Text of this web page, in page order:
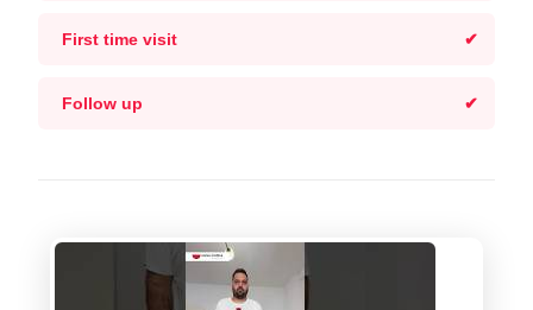
First time visit
Follow up